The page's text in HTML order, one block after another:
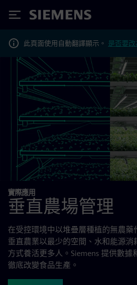
Siemens
此頁面使用自動翻譯顯示。 是否要改
實際應用
垂直農場管理
在受控環境中以堆疊層種植的無農藥
垂直農業以最少的空間、水和能源消
方式養活更多人。Siemens 提供數據
徹底改變食品生產。